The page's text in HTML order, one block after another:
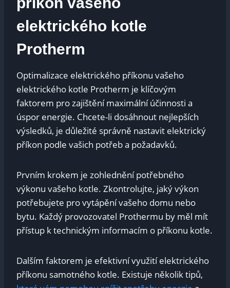
elektrického kotle
Protherm
Optimalizace elektrického příkonu vašeho
elektrického kotle Protherm je klíčovým
faktorem pro zajištění maximální účinnosti a
úspor energie. Chcete-li dosáhnout nejlepších
výsledků, je důležité správně nastavit elektrický
příkon podle vašich potřeb a požadavků.
Prvním krokem je zohlednění potřebného
výkonu vašeho kotle. Zkontrolujte, jaký výkon
potřebujete pro vytápění vašeho domu nebo
bytu. Každý provozovatel Prothermu by měl mít
přístup k technickým informacím o příkonu kotle.
Dalším faktorem je efektivní využití elektrického
příkonu samotného kotle. Existuje několik tipů,